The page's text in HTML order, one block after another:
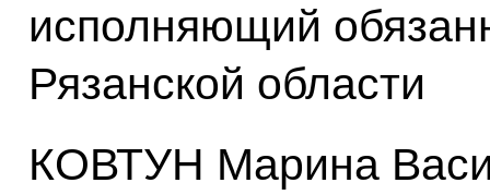
исполняющий
Рязанской области
КОВТУН Марина